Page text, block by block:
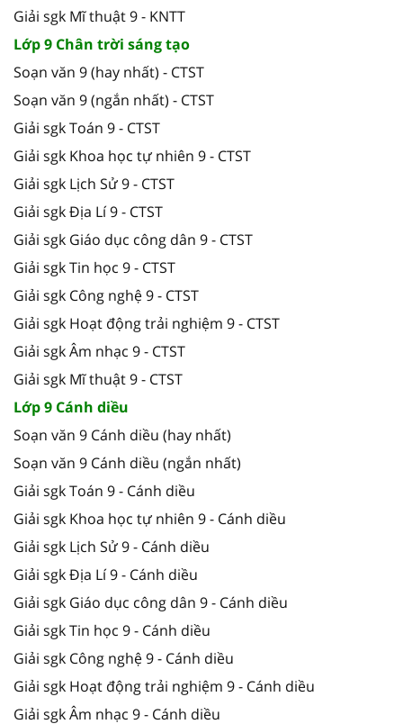
Giải sgk Mĩ thuật 9 - KNTT
Lớp 9 Chân trời sáng tạo
Soạn văn 9 (hay nhất) - CTST
Soạn văn 9 (ngắn nhất) - CTST
Giải sgk Toán 9 - CTST
Giải sgk Khoa học tự nhiên 9 - CTST
Giải sgk Lịch Sử 9 - CTST
Giải sgk Địa Lí 9 - CTST
Giải sgk Giáo dục công dân 9 - CTST
Giải sgk Tin học 9 - CTST
Giải sgk Công nghệ 9 - CTST
Giải sgk Hoạt động trải nghiệm 9 - CTST
Giải sgk Âm nhạc 9 - CTST
Giải sgk Mĩ thuật 9 - CTST
Lớp 9 Cánh diều
Soạn văn 9 Cánh diều (hay nhất)
Soạn văn 9 Cánh diều (ngắn nhất)
Giải sgk Toán 9 - Cánh diều
Giải sgk Khoa học tự nhiên 9 - Cánh diều
Giải sgk Lịch Sử 9 - Cánh diều
Giải sgk Địa Lí 9 - Cánh diều
Giải sgk Giáo dục công dân 9 - Cánh diều
Giải sgk Tin học 9 - Cánh diều
Giải sgk Công nghệ 9 - Cánh diều
Giải sgk Hoạt động trải nghiệm 9 - Cánh diều
Giải sgk Âm nhạc 9 - Cánh diều